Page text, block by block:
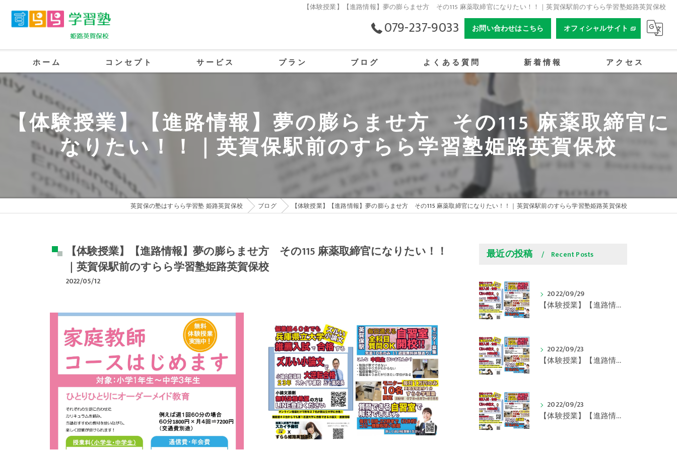
【体験授業】【進路情報】夢の膨らませ方 その115 麻薬取締官になりたい！！｜英賀保駅前のすらら学習塾姫路英賀保校
079-237-9033 お問い合わせはこちら オフィシャルサイト
ホーム コンセプト
英賀保の塾･すらら学習塾 姫路英賀保校の評判
英賀保の塾･すらら学習塾 姫路英賀保校のお客様の声
サービス プラン ブログ よくある質問 新着情報 アクセス
【体験授業】【進路情報】夢の膨らませ方 その115 麻薬取締官に
なりたい！！｜英賀保駅前のすらら学習塾姫路英賀保校
英賀保の塾はすらら学習塾 姫路英賀保校 ブログ 【体験授業】【進路情報】夢の膨らませ方 その115 麻薬取締官になりたい！！｜英賀保駅前のすらら学習塾姫路英賀保校
【体験授業】【進路情報】夢の膨らませ方 その115 麻薬取締官になりたい！！
｜英賀保駅前のすらら学習塾姫路英賀保校
2022/05/12
最近の投稿 Recent Posts
2022/09/29
【体験授業】【進路情報】学びの豆知識 その108 やはり、これに帰ってくる？｜英賀保駅前のすらら学習塾姫路英賀保校
2022/09/23
【体験授業】【進路情報】学びの豆知識 その107 実力テストや模試が苦手な人は｜英賀保駅前のすらら学習塾姫路英賀保校
2022/09/23
【体験授業】【進路情報】学びの豆知識 その106 やはり目的がないとモチベーションが上がらない ｜英賀保駅前のすらら学習塾姫路英賀保校